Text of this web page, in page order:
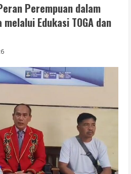
Perempuan dalam
Edukasi TOGA dan